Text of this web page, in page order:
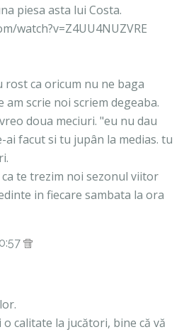
piesa asta lui Costa.
watch?v=Z4UU4NUZVRE
ca oricum nu ne baga
am scrie noi scriem degeaba.
doua meciuri. "eu nu dau
facut si tu jupân la medias. tu
te trezim noi sezonul viitor
in fiecare sambata la ora
calitate la jucători, bine că vă